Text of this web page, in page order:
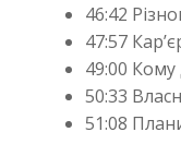
46:42
47:57
49:00
50:33
51:08